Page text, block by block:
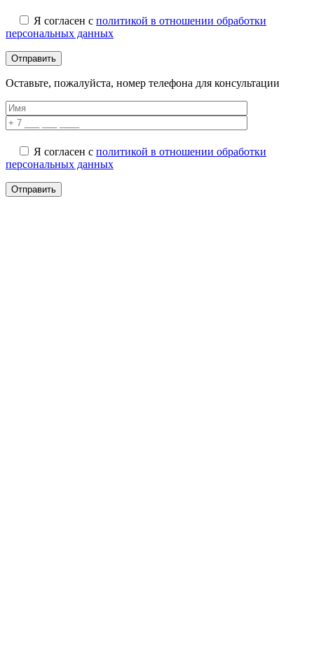
Я согласен с политикой в отношении обработки
персональных данных
Оставьте, пожалуйста, номер телефона для консультации
Я согласен с политикой в отношении обработки
персональных данных